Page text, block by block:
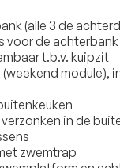
(alle 3 de
voor de achterbank
t.b.v. kuipzit
module),
in de
zwemtrap